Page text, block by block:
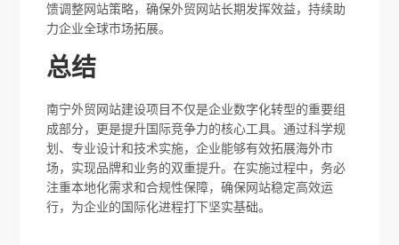
馈调整网站策略，确保外贸网站长期发挥效益，持续助
力企业全球市场拓展。
总结
南宁外贸网站建设项目不仅是企业数字化转型的重要组
成部分，更是提升国际竞争力的核心工具。通过科学规
划、专业设计和技术实施，企业能够有效拓展海外市
场，实现品牌和业务的双重提升。在实施过程中，务必
注重本地化需求和合规性保障，确保网站稳定高效运
行，为企业的国际化进程打下坚实基础。